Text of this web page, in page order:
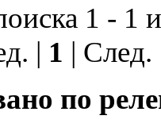
1 - 1
| 1 |
по